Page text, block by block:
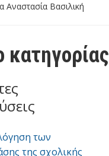
Αναστασία Βασιλική
κατηγορίας
των
της σχολικής